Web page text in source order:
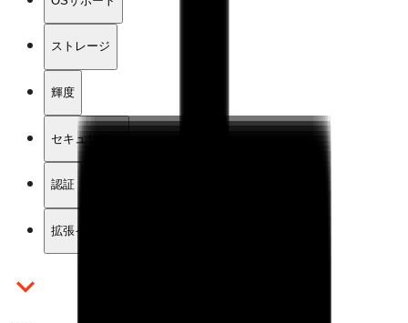
ストレージ
輝度
セキュリティ
認証
拡張インターフェース